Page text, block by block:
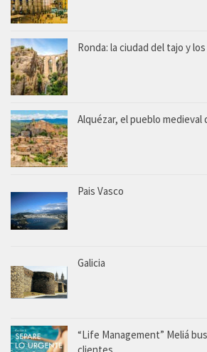
Ronda: la ciudad del tajo y
Alquézar, el pueblo medieval
Pais Vasco
Galicia
“Life Management” Meliá